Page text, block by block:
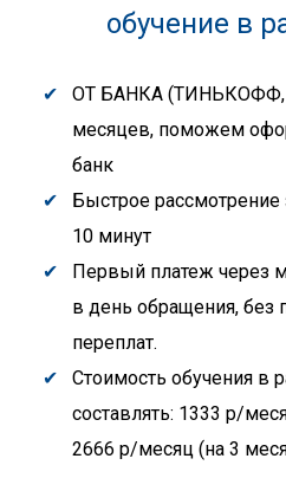
обучение в
ОТ БАНКА
месяцев, поможем
банк
Быстрое рассмотрение
10 минут
Первый платеж через
в день обращения, без
переплат.
Стоимость обучения в
составлять: 1333 р/
2666 р/месяц (на 3